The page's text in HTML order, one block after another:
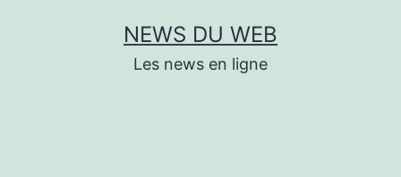
NEWS DU WEB
Les news en ligne